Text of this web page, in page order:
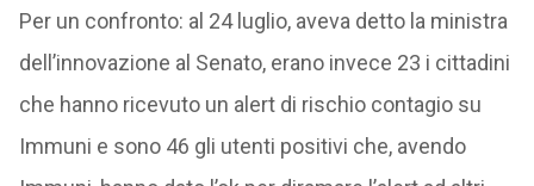
Per un confronto: al 24 luglio, aveva detto la ministra
dell’innovazione al Senato, erano invece 23 i cittadini
che hanno ricevuto un alert di rischio contagio su
Immuni e sono 46 gli utenti positivi che, avendo